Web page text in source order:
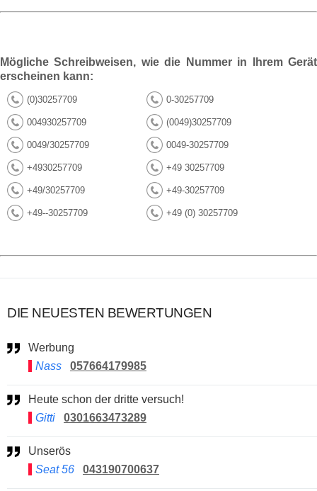
Mögliche Schreibweisen, wie die Nummer in Ihrem Gerät
erscheinen kann:
(0)30257709 0-30257709
004930257709 (0049)30257709
0049/30257709 0049-30257709
+4930257709 +49 30257709
+49/30257709 +49-30257709
+49--30257709 +49 (0) 30257709
DIE NEUESTEN BEWERTUNGEN
Werbung
Nass
057664179985
Heute schon der dritte versuch!
Gitti
0301663473289
Unserös
Seat 56
043190700637